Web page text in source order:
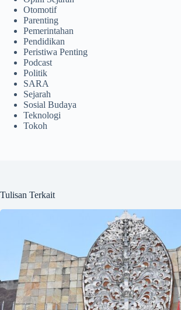
Otomotif
Parenting
Pemerintahan
Pendidikan
Peristiwa Penting
Podcast
Politik
SARA
Sejarah
Sosial Budaya
Teknologi
Tokoh
Tulisan Terkait